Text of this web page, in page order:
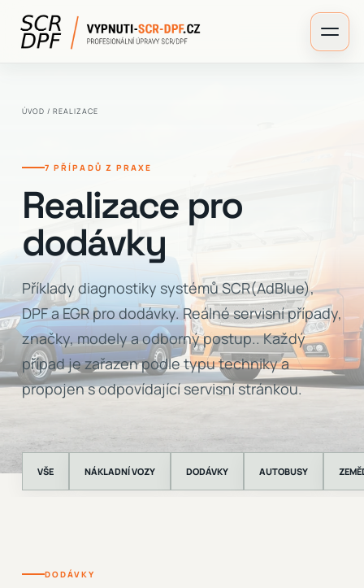
ÚVOD / REALIZACE
7 PŘÍPADŮ Z PRAXE
Realizace pro
dodávky
Příklady diagnostiky systémů SCR(AdBlue),
DPF a EGR pro dodávky. Reálné servisní případy,
značky, modely a odborný postup.. Každý
případ je zařazen podle typu techniky a
propojen s odpovídající servisní stránkou.
VŠE NÁKLADNÍ VOZY DODÁVKY AUTOBUSY
DODÁVKY